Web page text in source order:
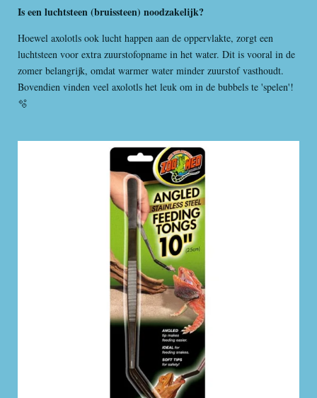
Is een luchtsteen (bruissteen) noodzakelijk?
Hoewel axolotls ook lucht happen aan de oppervlakte, zorgt een
luchtsteen voor extra zuurstofopname in het water. Dit is vooral in de
zomer belangrijk, omdat warmer water minder zuurstof vasthoudt.
Bovendien vinden veel axolotls het leuk om in de bubbels te 'spelen'!
🫧